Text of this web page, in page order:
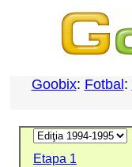
Goobix: Fotbal :
Etapa 1